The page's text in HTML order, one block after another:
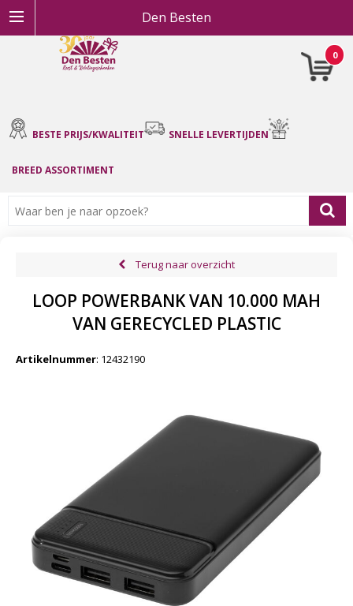
Den Besten
0
BESTE PRIJS/KWALITEIT SNELLE LEVERTIJDEN
BREED ASSORTIMENT
Terug naar overzicht
LOOP POWERBANK VAN 10.000 MAH
VAN GERECYCLED PLASTIC
Artikelnummer: 12432190